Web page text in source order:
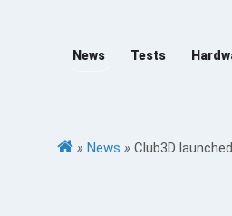
News Tests
» News » Club3D